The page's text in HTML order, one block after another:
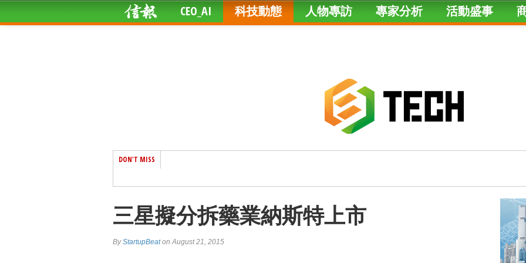
CEO_AI 科技動態 人物專訪 專家分析 活動盛事
DON'T MISS
三星擬分拆藥業納斯特上市
ByStartupBeaton August 21, 2015